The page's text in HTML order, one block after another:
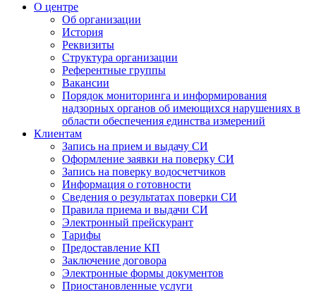
О центре
Об организации
История
Реквизиты
Структура организации
Референтные группы
Вакансии
Порядок мониторинга и информирования
надзорных органов об имеющихся нарушениях в
области обеспечения единства измерений
Клиентам
Запись на прием и выдачу СИ
Оформление заявки на поверку СИ
Запись на поверку водосчетчиков
Информация о готовности
Сведения о результатах поверки СИ
Правила приема и выдачи СИ
Электронный прейскурант
Тарифы
Предоставление КП
Заключение договора
Электронные формы документов
Приостановленные услуги